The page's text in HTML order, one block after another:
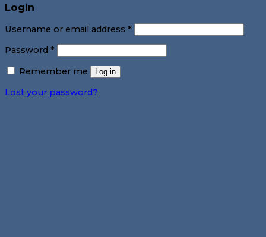
Login
Username or email address *
Password *
Remember me Log in
Lost your password?